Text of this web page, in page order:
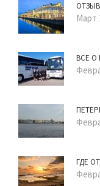
Март
ВСЕ О
ГДЕ